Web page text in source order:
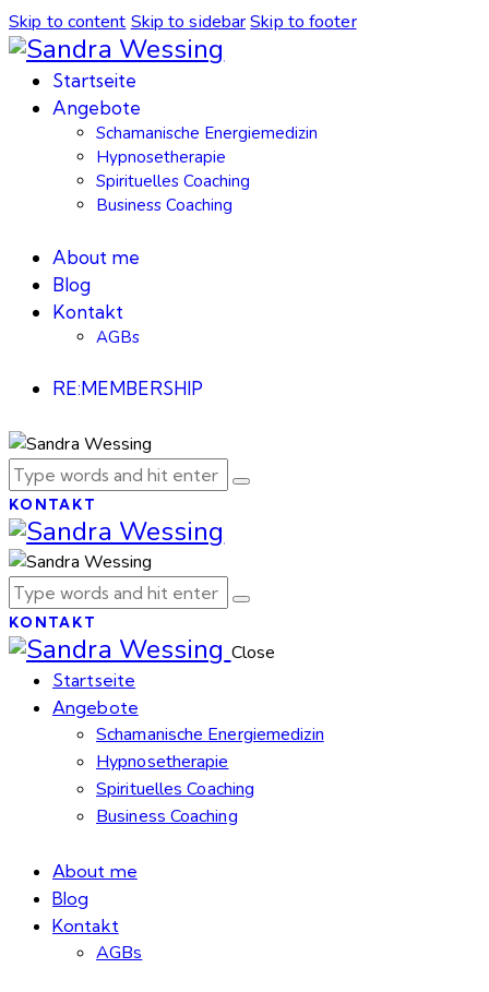
Skip to content Skip to sidebarSkip to footer
Startseite
Angebote
Schamanische Energiemedizin
Hypnosetherapie
Spirituelles Coaching
Business Coaching
About me
Blog
Kontakt
AGBs
RE:MEMBERSHIP
KONTAKT
KONTAKT
Close
Startseite
Angebote
Schamanische Energiemedizin
Hypnosetherapie
Spirituelles Coaching
Business Coaching
About me
Blog
Kontakt
AGBs